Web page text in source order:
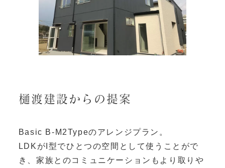
樋渡建設からの提案
Basic B-M2Typeのアレンジプラン。
LDKがI型でひとつの空間として使うことがで
き、家族とのコミュニケーションもより取りや